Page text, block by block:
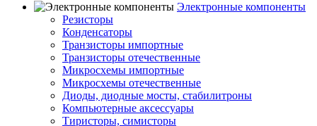
Электронные компоненты
Резисторы
Конденсаторы
Транзисторы импортные
Транзисторы отечественные
Микросхемы импортные
Микросхемы отечественные
Диоды, диодные мосты, стабилитроны
Компьютерные аксессуары
Тиристоры, симисторы